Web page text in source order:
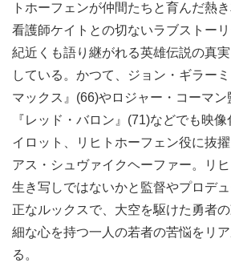
トホーフェンが仲間たちと育んだ熱
看護師ケイトとの切ないラブストー
紀近くも語り継がれる英雄伝説の真
している。かつて、ジョン・ギラー
マックス』(66)やロジャー・コーマン
『レッド・バロン』(71)などでも映
イロット、リヒトホーフェン役に抜
アス・シュヴァイクヘーファー。リ
生き写しではないかと監督やプロデ
正なルックスで、大空を駆けた勇者
細な心を持つ一人の若者の苦悩をリ
る。